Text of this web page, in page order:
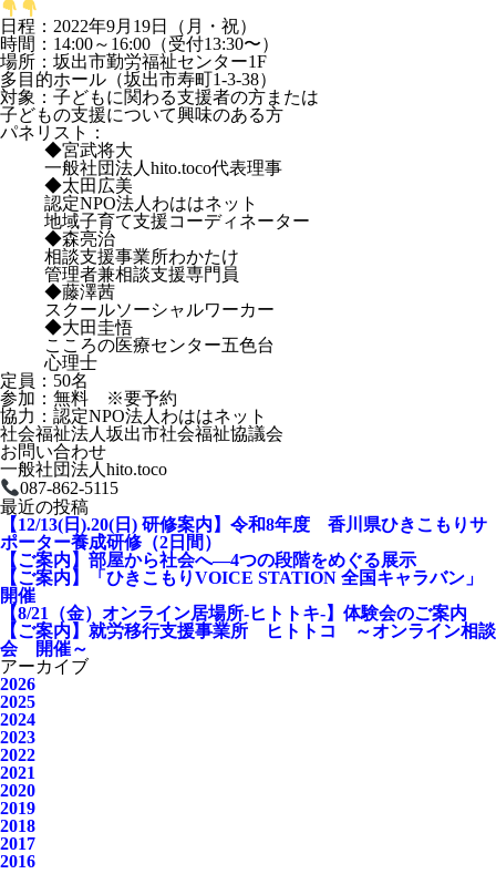
日程：2022年9月19日（月・祝）
時間：14:00～16:00（受付13:30〜）
場所：坂出市勤労福祉センター1F
多目的ホール（坂出市寿町1-3-38）
対象：子どもに関わる支援者の方または
子どもの支援について興味のある方
パネリスト：
◆宮武将大
一般社団法人hito.toco代表理事
◆太田広美
認定NPO法人わははネット
地域子育て支援コーディネーター
◆森亮治
相談支援事業所わかたけ
管理者兼相談支援専門員
◆藤澤茜
スクールソーシャルワーカー
◆大田圭悟
こころの医療センター五色台
心理士
定員：50名
参加：無料 ※要予約
協力：認定NPO法人わははネット
社会福祉法人坂出市社会福祉協議会
お問い合わせ
一般社団法人hito.toco
087-862-5115
最近の投稿
【12/13(日).20(日) 研修案内】令和8年度 香川県ひきこもりサ
ポーター養成研修（2日間）
【ご案内】部屋から社会へ―4つの段階をめぐる展示
【ご案内】「ひきこもりVOICE STATION 全国キャラバン」
開催
【8/21（金）オンライン居場所-ヒトトキ-】体験会のご案内
【ご案内】就労移行支援事業所 ヒトトコ ～オンライン相談
会 開催～
アーカイブ
2026
2025
2024
2023
2022
2021
2020
2019
2018
2017
2016